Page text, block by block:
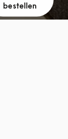
bestellen